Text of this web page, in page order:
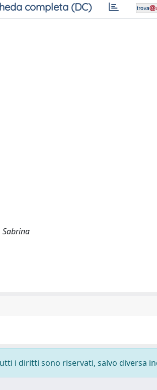
completa (DC)
Sabrina
i diritti sono riservati, salvo diversa